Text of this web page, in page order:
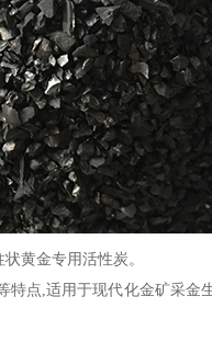
黄金专用活性炭。
,适用于现代化金矿采金